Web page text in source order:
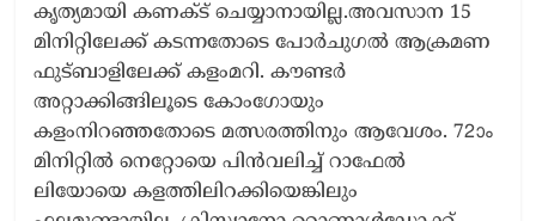
കൃത്യമായി കണക്ട് ചെയ്യാനായില്ല.അവസാന 15
മിനിറ്റിലേക്ക് കടന്നതോടെ പോർചുഗൽ ആക്രമണ
ഫുട്ബാളിലേക്ക് കളംമറി. കൗണ്ടർ
അറ്റാക്കിങ്ങിലൂടെ കോംഗോയും
കളംനിറഞ്ഞതോടെ മത്സരത്തിനും ആവേശം. 72ാം
മിനിറ്റിൽ നെറ്റോയെ പിൻവലിച്ച് റാഫേൽ
ലിയോയെ കളത്തിലിറക്കിയെങ്കിലും